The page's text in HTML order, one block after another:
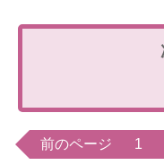
前のページ 1